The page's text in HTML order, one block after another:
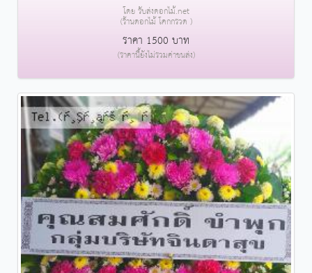
โดย รับส่งดอกไม้.net
(ร้านดอกไม้ โคกกรวด )
ราคา 1500 บาท
(ราคานี้ยังไม่รวมค่าขนส่ง)